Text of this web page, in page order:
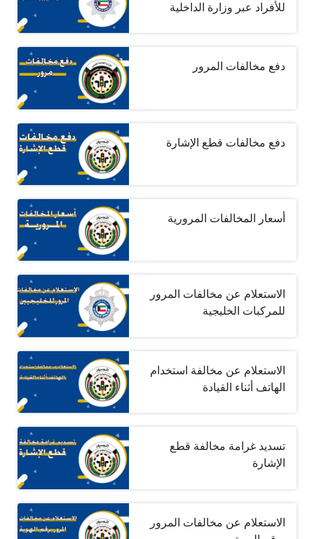
للأفراد عبر وزارة الداخلية
دفع مخالفات المرور
دفع مخالفات قطع الإشارة
أسعار المخالفات المرورية
الاستعلام عن مخالفات المرور
للمركبات الخليجية
الاستعلام عن مخالفة استخدام
الهاتف أثناء القيادة
تسديد غرامة مخالفة قطع
الإشارة
الاستعلام عن مخالفات المرور